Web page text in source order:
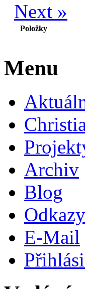
Next »
Položky
Menu
Archiv
Blog
Odkazy
E-Mail